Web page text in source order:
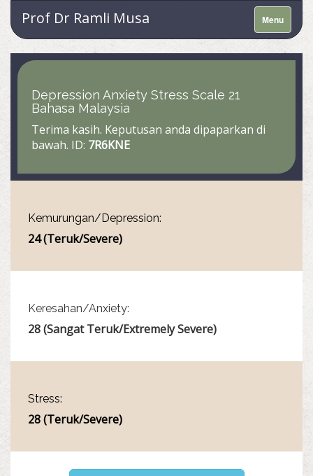
Menu
Prof Dr Ramli Musa
Depression Anxiety Stress Scale 21
Bahasa Malaysia
Terima kasih. Keputusan anda dipaparkan di
bawah. ID: 7R6KNE
Kemurungan/Depression:
24 (Teruk/Severe)
Keresahan/Anxiety:
28 (Sangat Teruk/Extremely Severe)
Stress:
28 (Teruk/Severe)